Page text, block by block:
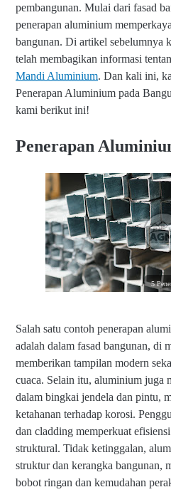
pembangunan. Mulai dari fasad
penerapan aluminium
bangunan. Di artikel sebelumnya
telah membagikan informasi
Mandi Aluminium. Dan kali ini,
Penerapan Aluminium pada
kami berikut ini!
Penerapan
5
Salah satu contoh penerapan
adalah dalam fasad bangunan, di
memberikan tampilan modern
cuaca. Selain itu, aluminium juga
dalam bingkai jendela dan pintu,
ketahanan terhadap korosi.
dan cladding memperkuat
struktural. Tidak ketinggalan,
struktur dan kerangka bangunan,
bobot ringan dan kemudahan